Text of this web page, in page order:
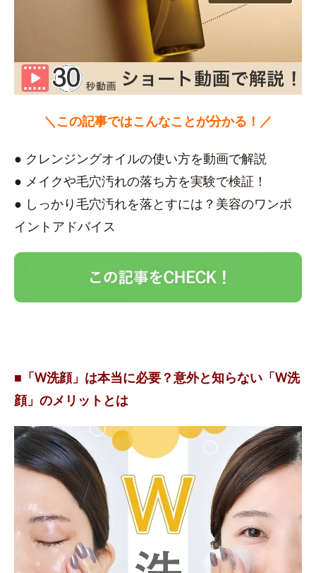
＼この記事ではこんなことが分かる！／
● クレンジングオイルの使い方を動画で解説
● メイクや毛穴汚れの落ち方を実験で検証！
● しっかり毛穴汚れを落とすには？美容のワンポ
イントアドバイス
■「W洗顔」は本当に必要？意外と知らない「W洗
顔」のメリットとは